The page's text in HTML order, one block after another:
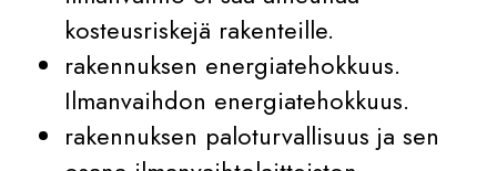
kosteusriskejä rakenteille.
rakennuksen energiatehokkuus.
Ilmanvaihdon energiatehokkuus.
rakennuksen paloturvallisuus ja sen